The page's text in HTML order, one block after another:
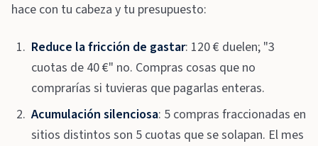
hace con tu cabeza y tu presupuesto:
Reduce la fricción de gastar: 120 € duelen; "3
cuotas de 40 €" no. Compras cosas que no
comprarías si tuvieras que pagarlas enteras.
Acumulación silenciosa: 5 compras fraccionadas en
sitios distintos son 5 cuotas que se solapan. El mes